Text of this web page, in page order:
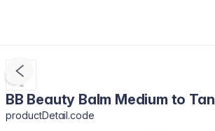
BB Beauty Balm Medium to Tan
productDetail.code